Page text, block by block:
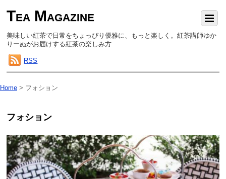
Tea Magazine
美味しい紅茶で日常をちょっぴり優雅に、もっと楽しく。紅茶講師ゆか
りーぬがお届けする紅茶の楽しみ方
RSS
Home > フォション
フォション